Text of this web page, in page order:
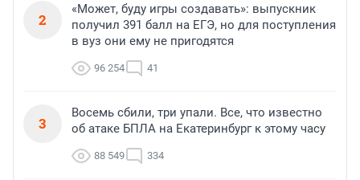
2
«Может, буду игры создавать»: выпускник
получил 391 балл на ЕГЭ, но для поступления
в вуз они ему не пригодятся
96 254 41
3
Восемь сбили, три упали. Все, что известно
об атаке БПЛА на Екатеринбург к этому часу
88 549 334